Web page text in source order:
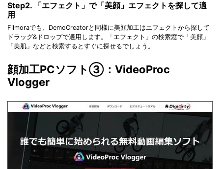
Step2. 「エフェクト」で「美顔」エフェクトを探して適
用
Filmoraでも、DemoCreatorと同様に美顔加工はエフェクトから探して
ドラッグ&ドロップで適用します。「エフェクト」の検索窓で「美顔」
「美肌」などと検索するとすぐに探せるでしょう。
顔加工PCソフト③：VideoProc
Vlogger